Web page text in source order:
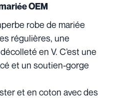
OEM
robe de mariée
régulières, une
en V. C’est une
et un soutien-gorge
et en coton avec des